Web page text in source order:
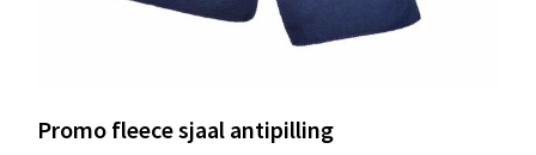
Promo fleece sjaal antipilling